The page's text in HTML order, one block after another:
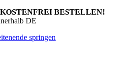
BESTELLEN!
DE
springen